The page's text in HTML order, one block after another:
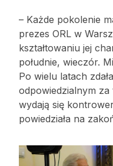
– Każde pokolenie
prezes ORL w
kształtowaniu jej
południe, wieczór.
Po wielu latach
odpowiedzialnym
wydają się
powiedziała na